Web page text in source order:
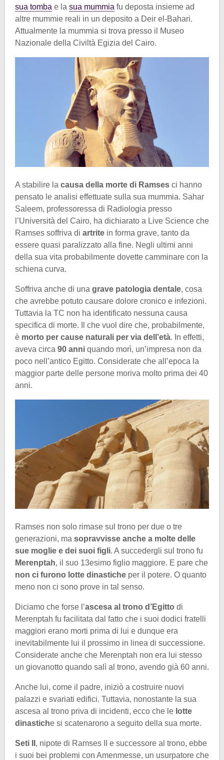
sua tomba e la sua mummia fu deposta insieme ad
altre mummie reali in un deposito a Deir el-Bahari.
Attualmente la mummia si trova presso il Museo
Nazionale della Civiltà Egizia del Cairo.
A stabilire la causa della morte di Ramses ci hanno
pensato le analisi effettuate sulla sua mummia. Sahar
Saleem, professoressa di Radiologia presso
l’Università del Cairo, ha dichiarato a Live Science che
Ramses soffriva di artrite in forma grave, tanto da
essere quasi paralizzato alla fine. Negli ultimi anni
della sua vita probabilmente dovette camminare con la
schiena curva.
Soffriva anche di una grave patologia dentale, cosa
che avrebbe potuto causare dolore cronico e infezioni.
Tuttavia la TC non ha identificato nessuna causa
specifica di morte. Il che vuol dire che, probabilmente,
è morto per cause naturali per via dell’età. In effetti,
aveva circa 90 anni quando morì, un’impresa non da
poco nell’antico Egitto. Considerate che all’epoca la
maggior parte delle persone moriva molto prima dei 40
anni.
Ramses non solo rimase sul trono per due o tre
generazioni, ma sopravvisse anche a molte delle
sue moglie e dei suoi figli. A succedergli sul trono fu
Merenptah, il suo 13esimo figlio maggiore. E pare che
non ci furono lotte dinastiche per il potere. O quanto
meno non ci sono prove in tal senso.
Diciamo che forse l’ascesa al trono d’Egitto di
Merenptah fu facilitata dal fatto che i suoi dodici fratelli
maggiori erano morti prima di lui e dunque era
inevitabilmente lui il prossimo in linea di successione.
Considerate anche che Merenptah non era lui stesso
un giovanotto quando salì al trono, avendo già 60 anni.
Anche lui, come il padre, iniziò a costruire nuovi
palazzi e svariati edifici. Tuttavia, nonostante la sua
ascesa al trono priva di incidenti, ecco che le lotte
dinastiche si scatenarono a seguito della sua morte.
Seti II , nipote di Ramses II e successore al trono, ebbe
i suoi bei problemi con Amenmesse, un usurpatore che